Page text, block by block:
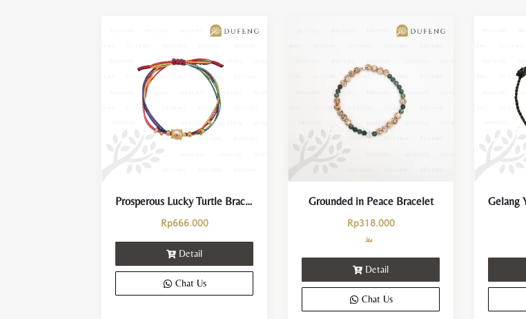
Prosperous Lucky Turtle Bracelet
Rp666.000
Detail
Chat Us
Grounded in Peace Bracelet
Rp318.000
Detail
Chat Us